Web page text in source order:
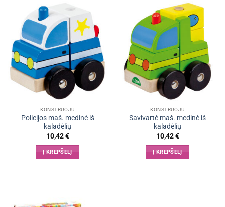
KONSTRUOJU
Policijos maš. medinė iš
kaladėlių
10,42€
Į KREPŠELĮ
KONSTRUOJU
Savivartė maš. medinė iš
kaladėlių
10,42€
Į KREPŠELĮ